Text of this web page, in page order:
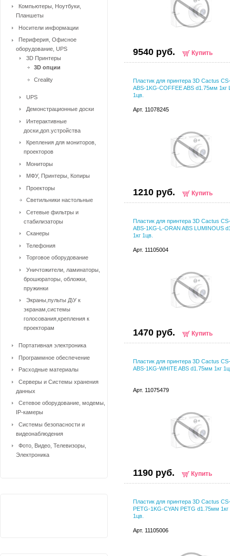
9540 руб. Купить
Пластик для принтера 3D Cactus
ABS-1KG-COFFEE ABS d1.75мм 1кг
1цв.
Арт. 11078245
1210 руб. Купить
Пластик для принтера 3D Cactus
ABS-1KG-L-ORAN ABS LUMINOUS
1кг 1цв.
Арт. 11105004
1470 руб. Купить
Пластик для принтера 3D Cactus
ABS-1KG-WHITE ABS d1.75мм 1кг
Арт. 11075479
1190 руб. Купить
Пластик для принтера 3D Cactus
PETG-1KG-CYAN PETG d1.75мм
1цв.
Арт. 11105006
Компьютеры, Ноутбуки,
Планшеты
Носители информации
Периферия, Офисное
оборудование, UPS
3D Принтеры
3D опции
Creality
UPS
Демонстрационные доски
Интерактивные
доски,доп.устройства
Крепления для мониторов,
проекторов
Мониторы
МФУ, Принтеры, Копиры
Проекторы
Светильники настольные
Сетевые фильтры и
стабилизаторы
Сканеры
Телефония
Торговое оборудование
Уничтожители, ламинаторы,
брошюраторы, обложки,
пружинки
Экраны,пульты Д\У к
экранам,системы
голосования,крепления к
проекторам
Портативная электроника
Программное обеспечение
Расходные материалы
Серверы и Системы хранения
данных
Сетевое оборудование, модемы,
IP-камеры
Системы безопасности и
видеонаблюдения
Фото, Видео, Телевизоры,
Электроника